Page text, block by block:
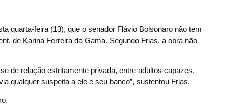
quarta-feira (13), que o senador Flávio Bolsonaro não tem
de Karina Ferreira da Gama. Segundo Frias, a obra não
de relação estritamente privada, entre adultos capazes,
qualquer suspeita a ele e seu banco”, sustentou Frias.